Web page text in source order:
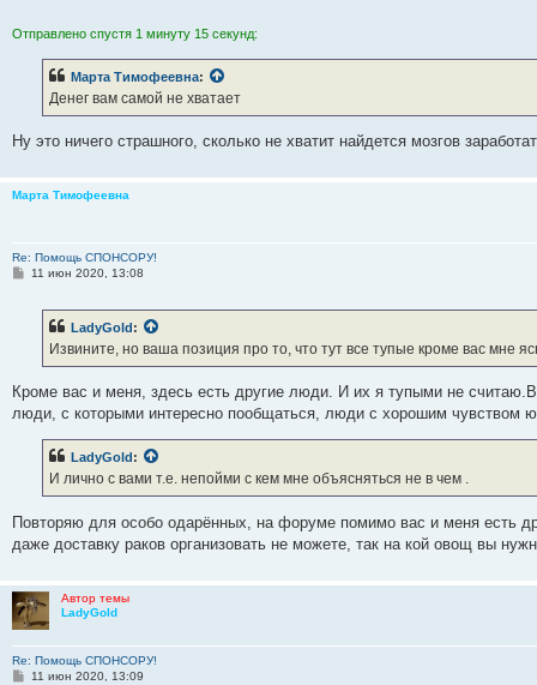
Отправлено спустя 1 минуту 15 секунд:
Марта Тимофеевна:
Денег вам самой не хватает
Ну это ничего страшного, сколько не хватит найдется мозгов
Марта Тимофеевна
Re: Помощь СПОНСОРУ!
С
е
11 июн 2020, 13:08
LadyGold:
Извините, но ваша позиция про то, что тут все тупые кроме вас мне
Кроме вас и меня, здесь есть другие люди. И их я тупыми не
люди, с которыми интересно пообщаться, люди с хорошим чувством
LadyGold :
И лично с вами т.е. непойми с кем мне объясняться не в чем .
Повторяю для особо одарённых, на форуме помимо вас и меня есть
даже доставку раков организовать не можете, так на кой овощ вы
Автор темы
LadyGold
Re: Помощь СПОНСОРУ!
С11 июн 2020, 13:09